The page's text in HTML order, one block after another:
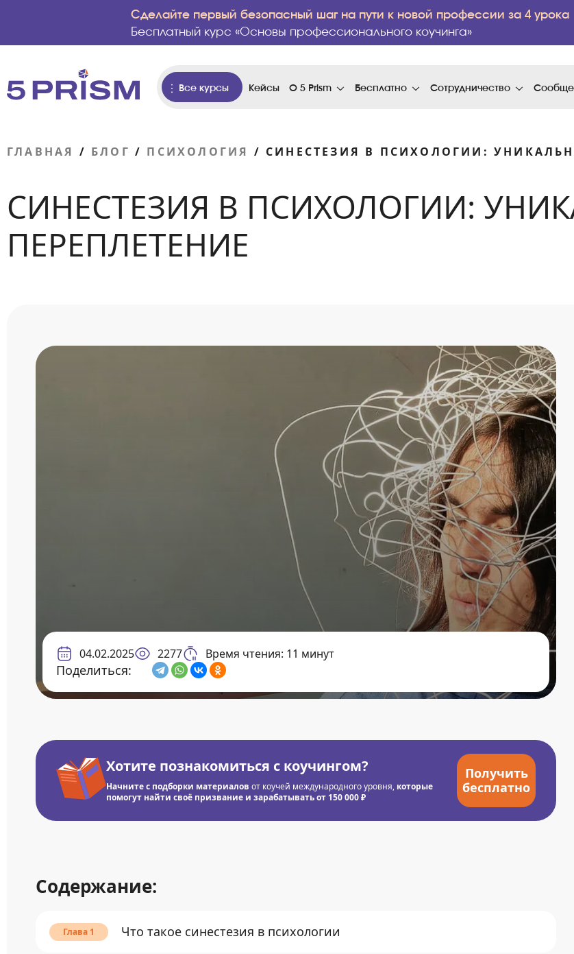
Сделайте первый безопасный шаг на пути к новой профессии за 4 урока
Бесплатный курс «Основы профессионального коучинга»
Все курсы Кейсы О 5 Prism Бесплатно Сотрудничество
ГЛАВНАЯ / БЛОГ / ПСИХОЛОГИЯ / СИНЕСТЕЗИЯ В ПСИХОЛОГИИ:
СИНЕСТЕЗИЯ В ПСИХОЛОГИИ:
ПЕРЕПЛЕТЕНИЕ
04.02.2025 2277 Время чтения: 11 минут
Поделиться:
Хотите познакомиться с коучингом?
Начните с подборки материалов от коучей международного уровня, которые
помогут найти своё призвание и зарабатывать от 150 000 ₽
Получить
бесплатно
Содержание:
Что такое синестезия в психологии